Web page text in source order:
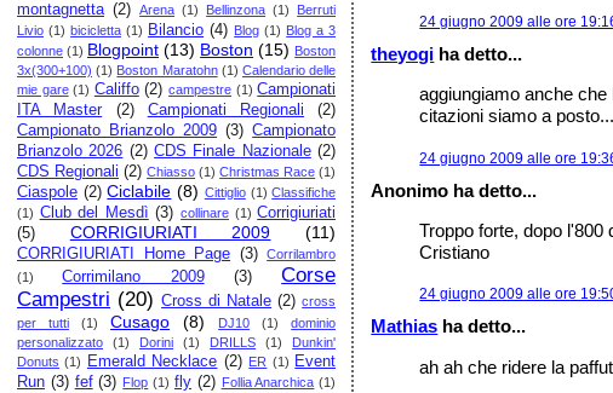
montagnetta (2) Arena (1) Bellinzona (1)
Berruti
Livio (1) bicicletta (1) Bilancio (4) Blog (1) Blog a 3
colonne (1) Blogpoint (13) Boston (15) Boston
3x(300+100) (1) Boston Maratohn (1) Calendario delle
mie gare (1) Califfo (2) campestre (1) Campionati
ITA Master
(2) Campionati Regionali
(2)
Campionato Brianzolo 2009 (3) Campionato
Brianzolo 2026 (2) CDS Finale Nazionale (2)
CDS Regionali (2) Chiasso (1) Christmas Race (1)
Ciaspole (2) Ciclabile (8) Cittiglio (1) Classifiche
(1) Club del Mesdì (3) collinare (1) Corrigiuriati
(5)
CORRIGIURIATI 2009 (11)
CORRIGIURIATI Home Page (3)
Corrilambro
(1)
Corrimilano 2009 (3)
Corse
Campestri (20) Cross di Natale (2) cross
per tutti
(1) Cusago (8) DJ10 (1)
dominio
personalizzato
(1) Dorini (1) DRILLS (1)
Dunkin'
Donuts (1) Emerald Necklace (2) ER (1) Event
Run (3) fef (3) Flop (1) fly (2) Follia Anarchica (1)
24 giugno 2009 alle ore
theyogi ha detto...
aggiungiamo anche
citazioni siamo a
24 giugno 2009 alle ore
Anonimo ha detto...
Troppo forte, dopo l'800
Cristiano
24 giugno 2009 alle ore
Mathias ha detto...
ah ah che ridere la